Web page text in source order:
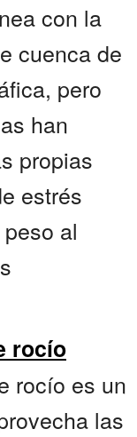
con la
cuenca de
pero
han
propias
estrés
al
rocío
rocío es un
las